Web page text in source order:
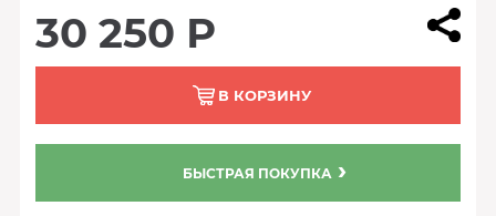
30 250 Р
В КОРЗИНУ
БЫСТРАЯ ПОКУПКА